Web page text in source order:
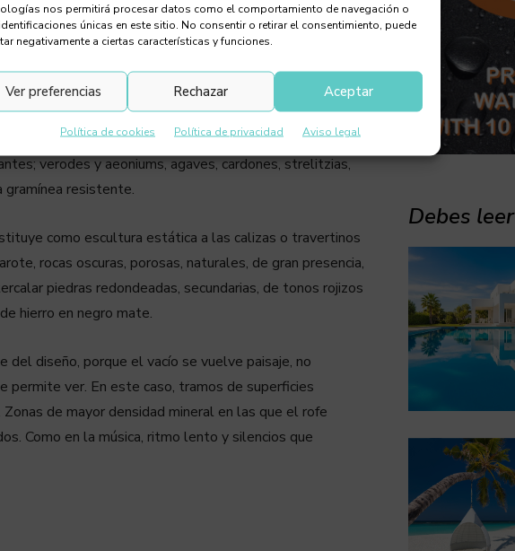
nos permitirá procesar datos como el comportamiento de navegación o
únicas en este sitio. No consentir o retirar el consentimiento, puede
negativamente a ciertas características y funciones.
Aceptar
Rechazar
Ver preferencias
Política de cookies Política de privacidad Aviso legal
su capacidad y eficiencia para conservar la escasa
con el verde y su capacidad de crear sombras
Elige plantas que se adapten bien al clima local:
verodes y aeoniums, agaves, cardones, strelitzias,
gramínea resistente.
como escultura estática a las calizas o travertinos
rocas oscuras, porosas, naturales, de gran presencia,
piedras redondeadas, secundarias, de tonos rojizos
hierro en negro mate.
del diseño, porque el vacío se vuelve paisaje, no
permite ver. En este caso, tramos de superficies
de mayor densidad mineral en las que el rofe
Como en la música, ritmo lento y silencios que
Debes leer